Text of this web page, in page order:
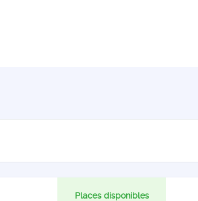
Places disponibles